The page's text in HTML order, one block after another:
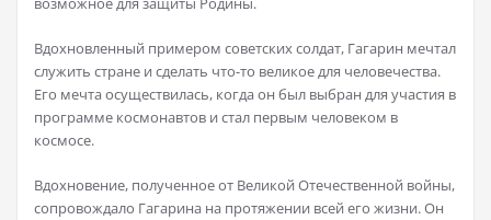
Вдохновленный примером советских солдат, Гагарин мечтал
служить стране и сделать что-то великое для человечества.
Его мечта осуществилась, когда он был выбран для участия в
программе космонавтов и стал первым человеком в
космосе.
Вдохновение, полученное от Великой Отечественной войны,
сопровождало Гагарина на протяжении всей его жизни. Он